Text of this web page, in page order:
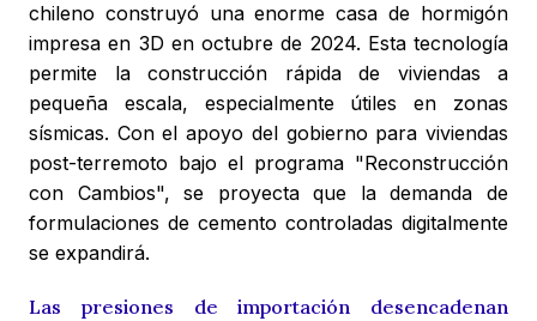
chileno construyó una enorme casa de hormigón
impresa en 3D en octubre de 2024. Esta tecnología
permite la construcción rápida de viviendas a
pequeña escala, especialmente útiles en zonas
sísmicas. Con el apoyo del gobierno para viviendas
post-terremoto bajo el programa "Reconstrucción
con Cambios", se proyecta que la demanda de
formulaciones de cemento controladas digitalmente
se expandirá.
Las presiones de importación desencadenan